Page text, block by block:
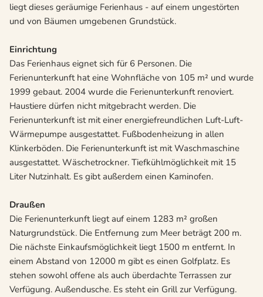
liegt dieses geräumige Ferienhaus - auf einem ungestörten
und von Bäumen umgebenen Grundstück.
Einrichtung
Das Ferienhaus eignet sich für 6 Personen. Die
Ferienunterkunft hat eine Wohnfläche von 105 m² und wurde
1999 gebaut. 2004 wurde die Ferienunterkunft renoviert.
Haustiere dürfen nicht mitgebracht werden. Die
Ferienunterkunft ist mit einer energiefreundlichen Luft-Luft-
Wärmepumpe ausgestattet. Fußbodenheizung in allen
Klinkerböden. Die Ferienunterkunft ist mit Waschmaschine
ausgestattet. Wäschetrockner. Tiefkühlmöglichkeit mit 15
Liter Nutzinhalt. Es gibt außerdem einen Kaminofen.
Draußen
Die Ferienunterkunft liegt auf einem 1283 m² großen
Naturgrundstück. Die Entfernung zum Meer beträgt 200 m.
Die nächste Einkaufsmöglichkeit liegt 1500 m entfernt. In
einem Abstand von 12000 m gibt es einen Golfplatz. Es
stehen sowohl offene als auch überdachte Terrassen zur
Verfügung. Außendusche. Es steht ein Grill zur Verfügung.